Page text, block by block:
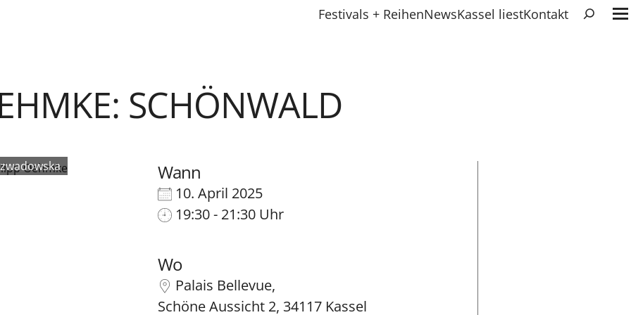
Festivals + ReihenNewsKassel liestKontaktSuchen
SCHÖNWALD
Wann
10. April 2025
19:30 - 21:30 Uhr
Wo
Palais Bellevue,
Schöne Aussicht 2, 34117 Kassel